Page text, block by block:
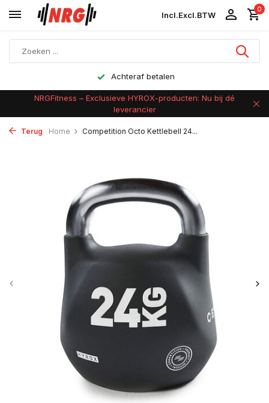
Incl.Excl.BTW
0
Achteraf betalen
NRGFitness – Exclusieve HYROX-producten: Nu bij dé
leverancier
Terug Home Competition Octo Kettlebell 24...